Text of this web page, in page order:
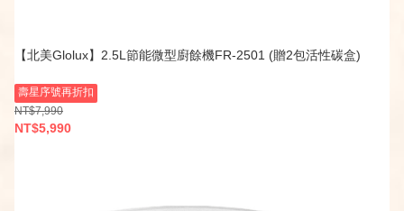
【北美Glolux】2.5L節能微型廚餘機FR-2501 (贈2包活性碳盒)
壽星序號再折扣
NT$7,990
NT$5,990